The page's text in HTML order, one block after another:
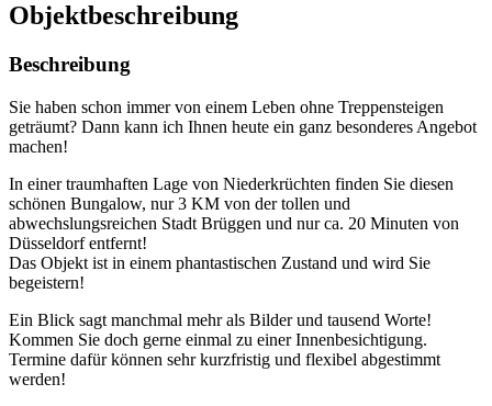
Objekt­beschreibung
Beschreibung
Sie haben schon immer von einem Leben ohne Treppensteigen
geträumt? Dann kann ich Ihnen heute ein ganz besonderes Angebot
machen!
In einer traumhaften Lage von Niederkrüchten finden Sie diesen
schönen Bungalow, nur 3 KM von der tollen und
abwechslungsreichen Stadt Brüggen und nur ca. 20 Minuten von
Düsseldorf entfernt!
Das Objekt ist in einem phantastischen Zustand und wird Sie
begeistern!
Ein Blick sagt manchmal mehr als Bilder und tausend Worte!
Kommen Sie doch gerne einmal zu einer Innenbesichtigung.
Termine dafür können sehr kurzfristig und flexibel abgestimmt
werden!